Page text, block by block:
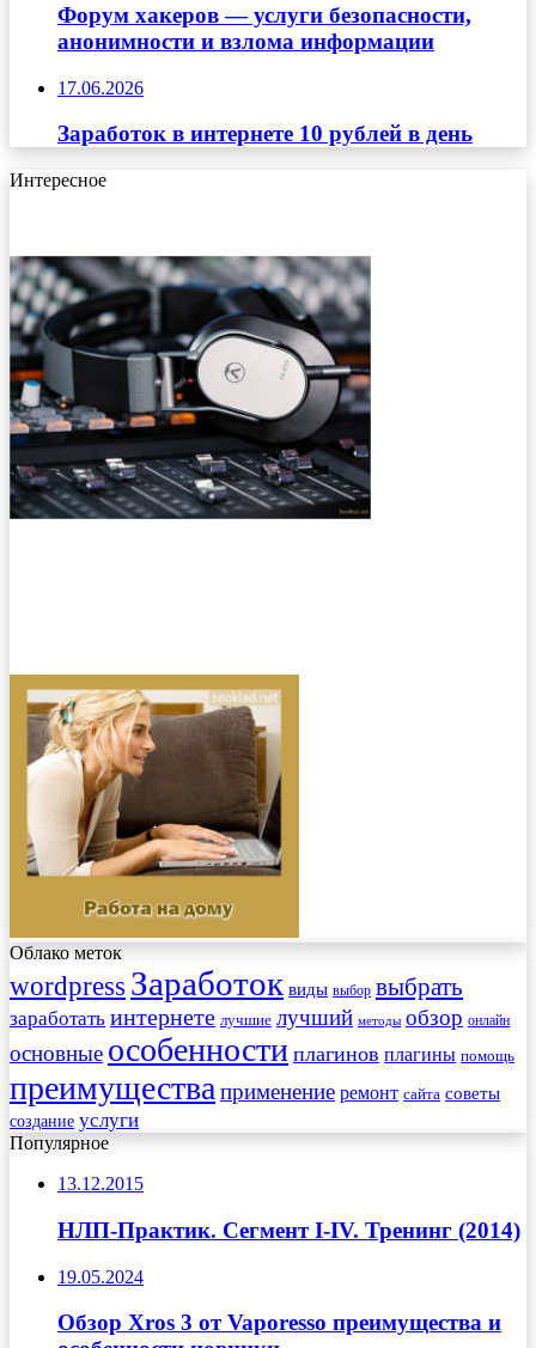
Форум хакеров — услуги безопасности,
анонимности и взлома информации
17.06.2026
Заработок в интернете 10 рублей в день
Интересное
Облако меток
wordpress Заработок виды выбор выбрать
заработать интернете лучшие лучший методы обзор онлайн
основные особенности плагинов плагины помощь
преимущества применение ремонт сайта советы
создание услуги
Популярное
13.12.2015
НЛП-Практик. Сегмент I-IV. Тренинг (2014)
19.05.2024
Обзор Xros 3 от Vaporesso преимущества и